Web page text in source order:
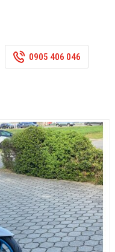
0905 406 046